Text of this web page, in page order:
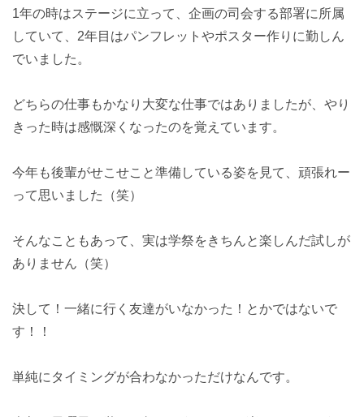
1年の時はステージに立って、企画の司会する部署に所属
していて、2年目はパンフレットやポスター作りに勤しん
でいました。
どちらの仕事もかなり大変な仕事ではありましたが、やり
きった時は感慨深くなったのを覚えています。
今年も後輩がせこせこと準備している姿を見て、頑張れー
って思いました（笑）
そんなこともあって、実は学祭をきちんと楽しんだ試しが
ありません（笑）
決して！一緒に行く友達がいなかった！とかではないで
す！！
単純にタイミングが合わなかっただけなんです。